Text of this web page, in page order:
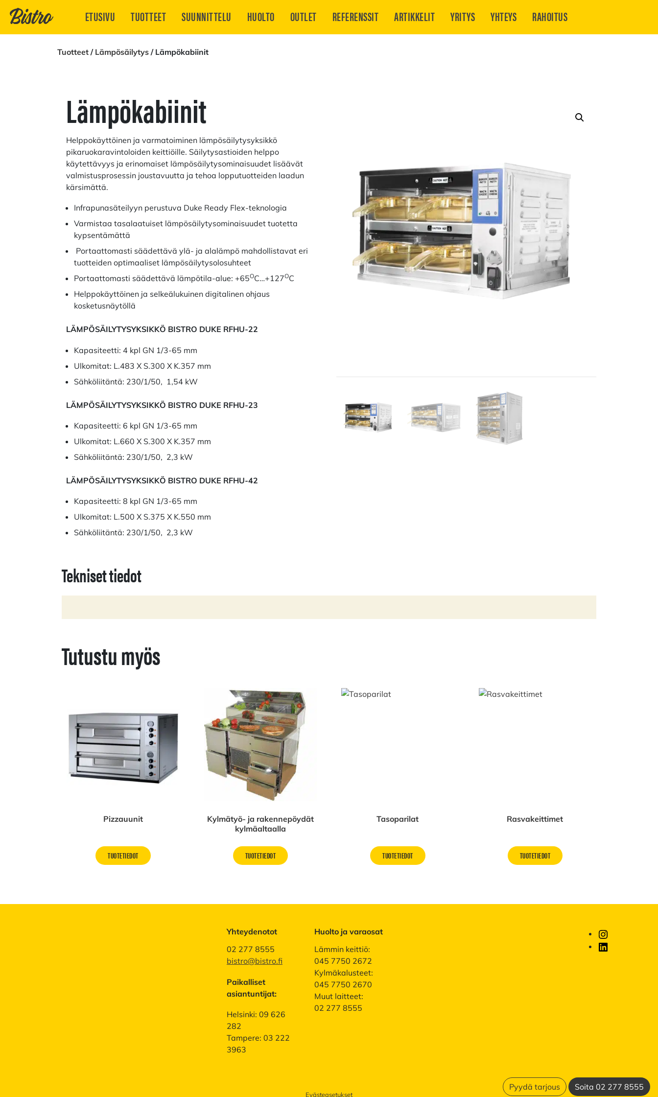
ETUSIVU TUOTTEET SUUNNITTELU HUOLTO OUTLET REFERENSSIT ARTIKKELIT YRITYS YHTEYS RAHOITUS
Tuotteet / Lämpösäilytys / Lämpökabiinit
Lämpökabiinit
Helppokäyttöinen ja varmatoiminen lämpösäilytysyksikkö
pikaruokaravintoloiden keittiöille. Säilytysastioiden helppo
käytettävyys ja erinomaiset lämpösäilytysominaisuudet lisäävät
valmistusprosessin joustavuutta ja tehoa lopputuotteiden laadun
kärsimättä.
Infrapunasäteilyyn perustuva Duke Ready Flex-teknologia
Varmistaa tasalaatuiset lämpösäilytysominaisuudet tuotetta
kypsentämättä
Portaattomasti säädettävä ylä- ja alalämpö mahdollistavat eri
tuotteiden optimaaliset lämpösäilytysolosuhteet
Portaattomasti säädettävä lämpötila-alue: +65OC…+127OC
Helppokäyttöinen ja selkeälukuinen digitalinen ohjaus
kosketusnäytöllä
LÄMPÖSÄILYTYSYKSIKKÖ BISTRO DUKE RFHU-22
Kapasiteetti: 4 kpl GN 1/3-65 mm
Ulkomitat: L.483 X S.300 X K.357 mm
Sähköliitäntä: 230/1/50, 1,54 kW
LÄMPÖSÄILYTYSYKSIKKÖ BISTRO DUKE RFHU-23
Kapasiteetti: 6 kpl GN 1/3-65 mm
Ulkomitat: L.660 X S.300 X K.357 mm
Sähköliitäntä: 230/1/50, 2,3 kW
LÄMPÖSÄILYTYSYKSIKKÖ BISTRO DUKE RFHU-42
Kapasiteetti: 8 kpl GN 1/3-65 mm
Ulkomitat: L.500 X S.375 X K.550 mm
Sähköliitäntä: 230/1/50, 2,3 kW
Tekniset tiedot
Tutustu myös
Pizzauunit
TUOTETIEDOT
Kylmätyö- ja rakennepöydät
kylmäaltaalla
TUOTETIEDOT
Tasoparilat
TUOTETIEDOT
Rasvakeittimet
TUOTETIEDOT
Pyydä tarjous Soita 02 277 8555
Yhteydenotot
02 277 8555
bistro@bistro.fi
Paikalliset
asiantuntijat:
Helsinki: 09 626
282
Tampere: 03 222
3963
Huolto ja varaosat
Lämmin keittiö:
045 7750 2672
Kylmäkalusteet:
045 7750 2670
Muut laitteet:
02 277 8555
Evästeasetukset